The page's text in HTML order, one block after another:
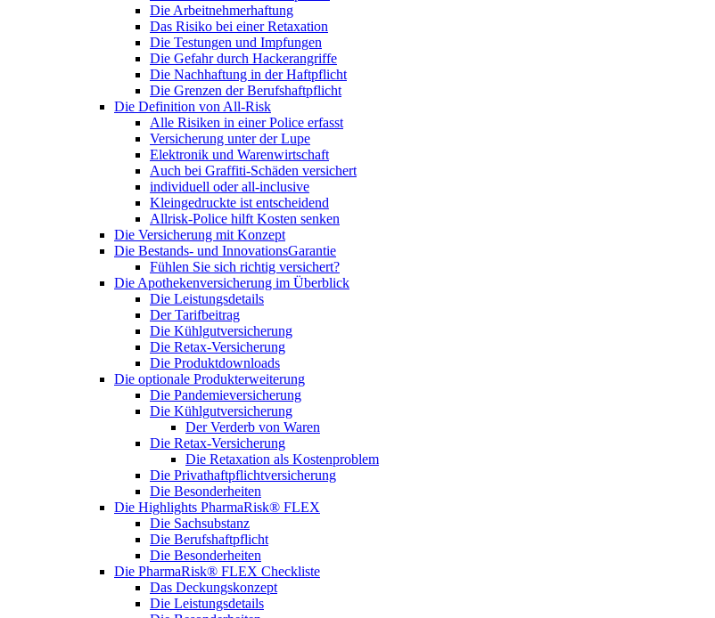
Die Arbeitnehmerhaftung
Das Risiko bei einer Retaxation
Die Testungen und Impfungen
Die Gefahr durch Hackerangriffe
Die Nachhaftung in der Haftpflicht
Die Grenzen der Berufshaftpflicht
Die Definition von All-Risk
Alle Risiken in einer Police erfasst
Versicherung unter der Lupe
Elektronik und Warenwirtschaft
Auch bei Graffiti-Schäden versichert
individuell oder all-inclusive
Kleingedruckte ist entscheidend
Allrisk-Police hilft Kosten senken
Die Versicherung mit Konzept
Die Bestands- und InnovationsGarantie
Fühlen Sie sich richtig versichert?
Die Apothekenversicherung im Überblick
Die Leistungsdetails
Der Tarifbeitrag
Die Kühlgutversicherung
Die Retax-Versicherung
Die Produktdownloads
Die optionale Produkterweiterung
Die Pandemieversicherung
Die Kühlgutversicherung
Der Verderb von Waren
Die Retax-Versicherung
Die Retaxation als Kostenproblem
Die Privathaftpflichtversicherung
Die Besonderheiten
Die Highlights PharmaRisk® FLEX
Die Sachsubstanz
Die Berufshaftpflicht
Die Besonderheiten
Die PharmaRisk® FLEX Checkliste
Das Deckungskonzept
Die Leistungsdetails